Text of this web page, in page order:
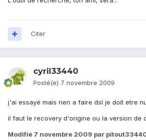
Citer
cyril33440
Posté(e) 7 novembre 2009
j'ai essayé mais rien a faire dsl je doit etre
il faut le recovery d'origine ou la version de
Modifié 7 novembre 2009 par